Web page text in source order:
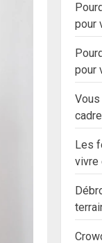
pour
pour
Les
vivre